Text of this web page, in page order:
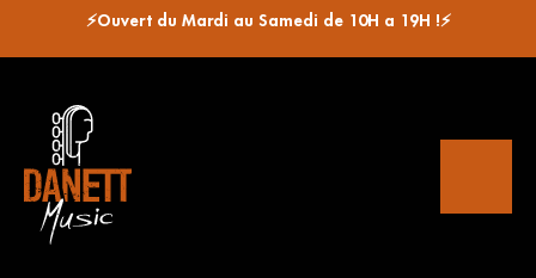
⚡Ouvert du Mardi au Samedi de 10H a 19H !⚡